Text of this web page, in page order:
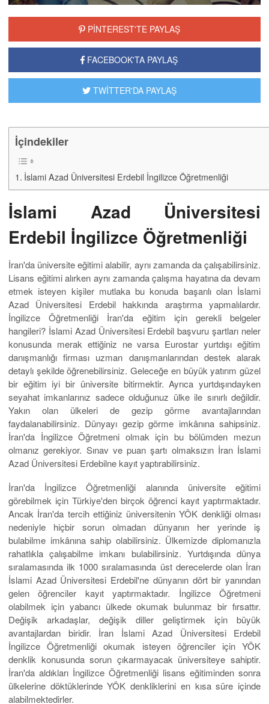
PİNTEREST'TE PAYLAŞ
FACEBOOK'TA PAYLAŞ
TWİTTER'DA PAYLAŞ
İçindekiler
İslami Azad Üniversitesi Erdebil İngilizce Öğretmenliği
İslami Azad Üniversitesi
Erdebil İngilizce Öğretmenliği
İran'da üniversite eğitimi alabilir, aynı zamanda da çalışabilirsiniz.
Lisans eğitimi alırken aynı zamanda çalışma hayatına da devam
etmek isteyen kişiler mutlaka bu konuda başarılı olan İslami
Azad Üniversitesi Erdebil hakkında araştırma yapmalılardır.
İngilizce Öğretmenliği İran'da eğitim için gerekli belgeler
hangileri? İslami Azad Üniversitesi Erdebil başvuru şartları neler
konusunda merak ettiğiniz ne varsa Eurostar yurtdışı eğitim
danışmanlığı firması uzman danışmanlarından destek alarak
detaylı şekilde öğrenebilirsiniz. Geleceğe en büyük yatırım güzel
bir eğitim iyi bir üniversite bitirmektir. Ayrıca yurtdışındayken
seyahat imkanlarınız sadece olduğunuz ülke ile sınırlı değildir.
Yakın olan ülkeleri de gezip görme avantajlarından
faydalanabilirsiniz. Dünyayı gezip görme imkânına sahipsiniz.
İran'da İngilizce Öğretmeni olmak için bu bölümden mezun
olmanız gerekiyor. Sınav ve puan şartı olmaksızın İran İslami
Azad Üniversitesi Erdebilne kayıt yaptırabilirsiniz.
İran'da İngilizce Öğretmenliği alanında üniversite eğitimi
görebilmek için Türkiye'den birçok öğrenci kayıt yaptırmaktadır.
Ancak İran'da tercih ettiğiniz üniversitenin YÖK denkliği olması
nedeniyle hiçbir sorun olmadan dünyanın her yerinde iş
bulabilme imkânına sahip olabilirsiniz. Ülkemizde diplomanızla
rahatlıkla çalışabilme imkanı bulabilirsiniz. Yurtdışında dünya
sıralamasında ilk 1000 sıralamasında üst derecelerde olan İran
İslami Azad Üniversitesi Erdebil'ne dünyanın dört bir yanından
gelen öğrenciler kayıt yaptırmaktadır. İngilizce Öğretmeni
olabilmek için yabancı ülkede okumak bulunmaz bir fırsattır.
Değişik arkadaşlar, değişik diller geliştirmek için büyük
avantajlardan biridir. İran İslami Azad Üniversitesi Erdebil
İngilizce Öğretmenliği okumak isteyen öğrenciler için YÖK
denklik konusunda sorun çıkarmayacak üniversiteye sahiptir.
İran'da aldıkları İngilizce Öğretmenliği lisans eğitiminden sonra
ülkelerine döktüklerinde YÖK denkliklerini en kısa süre içinde
alabilmektedirler.